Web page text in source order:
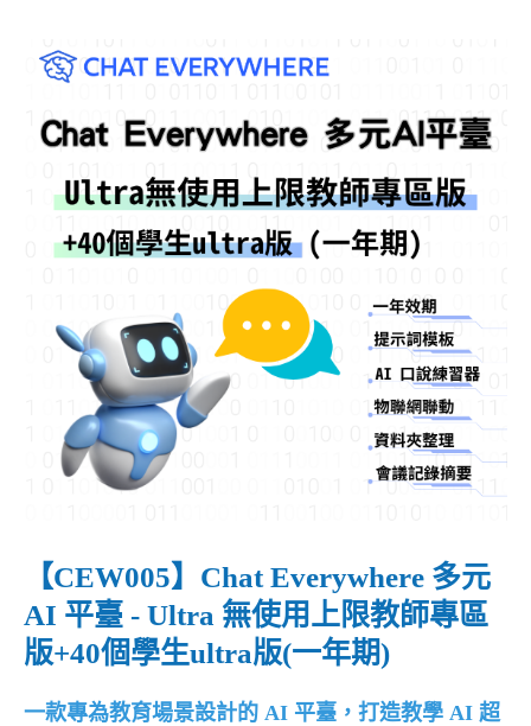
【CEW005】Chat Everywhere 多元
AI 平臺 - Ultra 無使用上限教師專區
版+40個學生ultra版(一年期)
一款專為教育場景設計的 AI 平臺，打造教學 AI 超